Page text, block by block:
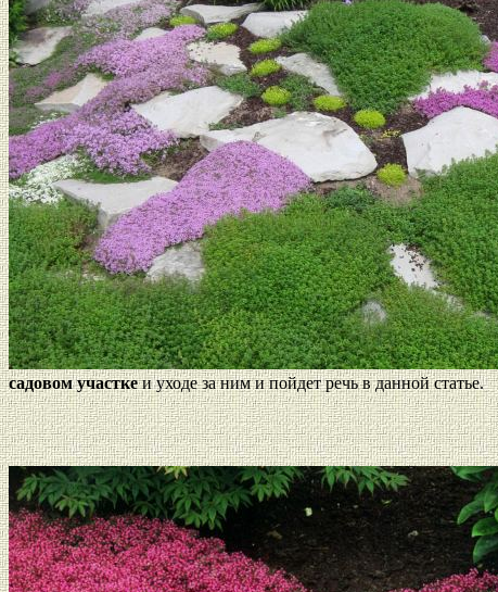
садовом участкеи уходе за ним и пойдет речь в данной статье.